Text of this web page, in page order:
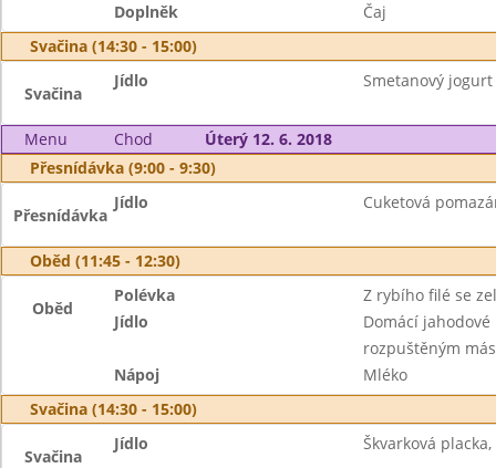
Doplněk
Čaj
Svačina (14:30 - 15:00)
Svačina
Jídlo Smetanový
Menu Chod
Úterý 12. 6. 2018
Přesnídávka (9:00 - 9:30)
Přesnídávka
Jídlo Cuketová
Oběd (11:45 - 12:30)
Oběd
Polévka
Z rybího filé se
Jídlo
Domácí
rozpuštěným
Nápoj
Mléko
Svačina (14:30 - 15:00)
Svačina
Jídlo Škvarková